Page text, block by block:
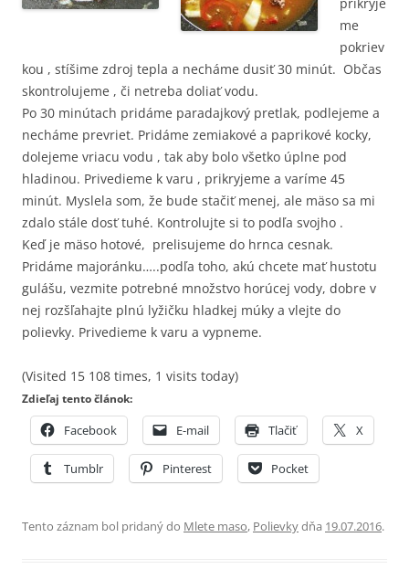
me
pokriev
kou , stíšime zdroj tepla a necháme dusiť 30 minút. Občas
skontrolujeme , či netreba doliať vodu.
Po 30 minútach pridáme paradajkový pretlak, podlejeme a
necháme prevriet. Pridáme zemiakové a paprikové kocky,
dolejeme vriacu vodu , tak aby bolo všetko úplne pod
hladinou. Privedieme k varu , prikryjeme a varíme 45
minút. Myslela som, že bude stačiť menej, ale mäso sa mi
zdalo stále dosť tuhé. Kontrolujte si to podľa svojho .
Keď je mäso hotové, prelisujeme do hrnca cesnak.
Pridáme majoránku…..podľa toho, akú chcete mať hustotu
gulášu, vezmite potrebné množstvo horúcej vody, dobre v
nej rozšľahajte plnú lyžičku hladkej múky a vlejte do
polievky. Privedieme k varu a vypneme.
(Visited 15 108 times, 1 visits today)
Zdieľaj tento článok:
Facebook E-mail Tlačiť X
Tumblr Pinterest Pocket
Tento záznam bol pridaný do Mlete maso, Polievkydňa 19.07.2016.